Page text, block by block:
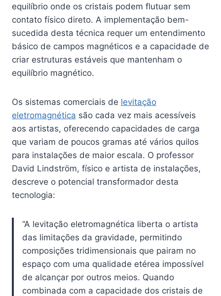
equilíbrio onde os cristais podem flutuar sem
contato físico direto. A implementação bem-
sucedida desta técnica requer um entendimento
básico de campos magnéticos e a capacidade de
criar estruturas estáveis que mantenham o
equilíbrio magnético.
Os sistemas comerciais de levitação
eletromagnética são cada vez mais acessíveis
aos artistas, oferecendo capacidades de carga
que variam de poucos gramas até vários quilos
para instalações de maior escala. O professor
David Lindström, físico e artista de instalações,
descreve o potencial transformador desta
tecnologia:
“A levitação eletromagnética liberta o artista
das limitações da gravidade, permitindo
composições tridimensionais que pairam no
espaço com uma qualidade etérea impossível
de alcançar por outros meios. Quando
combinada com a capacidade dos cristais de